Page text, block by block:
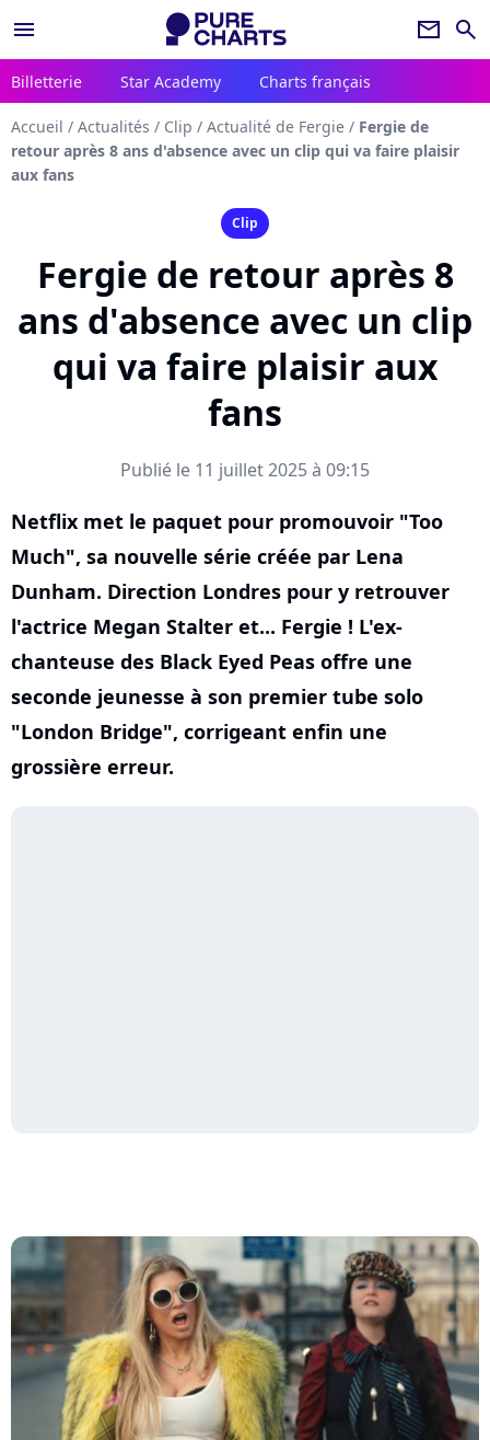
menu newsletter search
Billetterie Star Academy Charts français
Accueil / Actualités / Clip / Actualité de Fergie / Fergie de
retour après 8 ans d'absence avec un clip qui va faire plaisir
aux fans
Clip
Fergie de retour après 8
ans d'absence avec un clip
qui va faire plaisir aux
fans
Publié le 11 juillet 2025 à 09:15
Netflix met le paquet pour promouvoir "Too
Much", sa nouvelle série créée par Lena
Dunham. Direction Londres pour y retrouver
l'actrice Megan Stalter et... Fergie ! L'ex-
chanteuse des Black Eyed Peas offre une
seconde jeunesse à son premier tube solo
"London Bridge", corrigeant enfin une
grossière erreur.